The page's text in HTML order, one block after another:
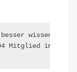
wissen!
im